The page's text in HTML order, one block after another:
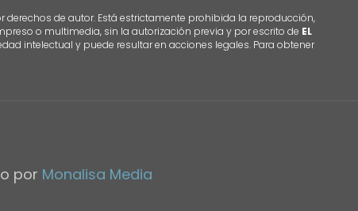
de autor. Está estrictamente prohibida la reproducción,
o multimedia, sin la autorización previa y por escrito de EL
intelectual y puede resultar en acciones legales. Para obtener
por Monalisa Media